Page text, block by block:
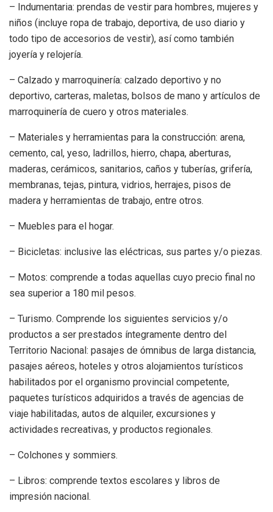
– Indumentaria: prendas de vestir para hombres, mujeres y
niños (incluye ropa de trabajo, deportiva, de uso diario y
todo tipo de accesorios de vestir), así como también
joyería y relojería.
– Calzado y marroquinería: calzado deportivo y no
deportivo, carteras, maletas, bolsos de mano y artículos de
marroquinería de cuero y otros materiales.
– Materiales y herramientas para la construcción: arena,
cemento, cal, yeso, ladrillos, hierro, chapa, aberturas,
maderas, cerámicos, sanitarios, caños y tuberías, grifería,
membranas, tejas, pintura, vidrios, herrajes, pisos de
madera y herramientas de trabajo, entre otros.
– Muebles para el hogar.
– Bicicletas: inclusive las eléctricas, sus partes y/o piezas.
– Motos: comprende a todas aquellas cuyo precio final no
sea superior a 180 mil pesos.
– Turismo. Comprende los siguientes servicios y/o
productos a ser prestados íntegramente dentro del
Territorio Nacional: pasajes de ómnibus de larga distancia,
pasajes aéreos, hoteles y otros alojamientos turísticos
habilitados por el organismo provincial competente,
paquetes turísticos adquiridos a través de agencias de
viaje habilitadas, autos de alquiler, excursiones y
actividades recreativas, y productos regionales.
– Colchones y sommiers.
– Libros: comprende textos escolares y libros de
impresión nacional.